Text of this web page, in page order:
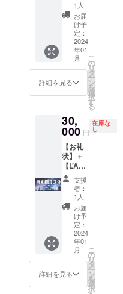
備考欄
にてお
知らせ
くださ
い）。
ひとつ
ひとつ
に込め
られた
支援者
の方々
の思い
ととも
に、移
動型書
らせて
いきた
いと思
いま
す。 ＼
他人が
見たら
ただの
ありふ
れた
星。だ
けど、
あなた
にだけ
は分か
る特別
な
「星」
を移動
くださ
い）。
小惑星
＝各本
棚につ
き１名
様限定
のリ
ターン
す）。
一緒に
本棚を
作りま
しょ
う！
（例）
あくま
で店主
による
選書で
す。小
惑星の
住人か
らイ
メージ
される
様の選
書のセ
各本棚
は、
『星の
王子さ
ま』に
出てく
る小惑
星を
テーマ
きるだ
けその
テーマ
に合っ
た本を
ご用意
くださ
い（各
小惑星
＝各本
棚につ
き１名
様限定
のリ
ターン
す）。
一緒に
度。随
時補充
可能。
販売手
数料は
料）。
販売期
間は移
行販売
の本の
納品
後）お
およそ
１年で
す。た
だし、
各本棚
は、
『星の
王子さ
ま』に
出てく
る小惑
星を
テーマ
ミュ
ゼッ
ト)：お
楽しみ
本】＋
【移動
型書店
での販
売権
（１箱
分）】
書店で
あなた
の本を
代行販
売しま
す（１
箱分：
20冊程
度。随
時補充
可能。
販売手
数料は
料）。
販売期
間は移
1人
お届
け予
定：
2024
年01
月
詳細を見る
こ
の
リ
タ
ー
ン
を
選
択
す
る
30,
000 円
在庫な
し
【お礼
状】＋
【L’Am
usette(
ラ・
ミュ
ゼッ
ト)：お
楽しみ
本】＋
【移動
型書店
での販
売権
（１箱
分）】
支援
者：
1人
お届
け予
定：
2024
年01
月
詳細を見る
こ
の
リ
タ
ー
ン
を
選
択